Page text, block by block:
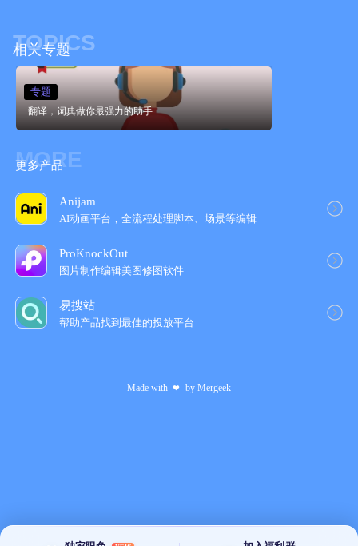
TOPICS
相关专题
翻译，词典做你最强力的助手
专题
MORE
更多产品
Anijam
AI动画平台，全流程处理脚本、场景等编辑
ProKnockOut
图片制作编辑美图修图软件
易搜站
帮助产品找到最佳的投放平台
Made with ❤ by Mergeek